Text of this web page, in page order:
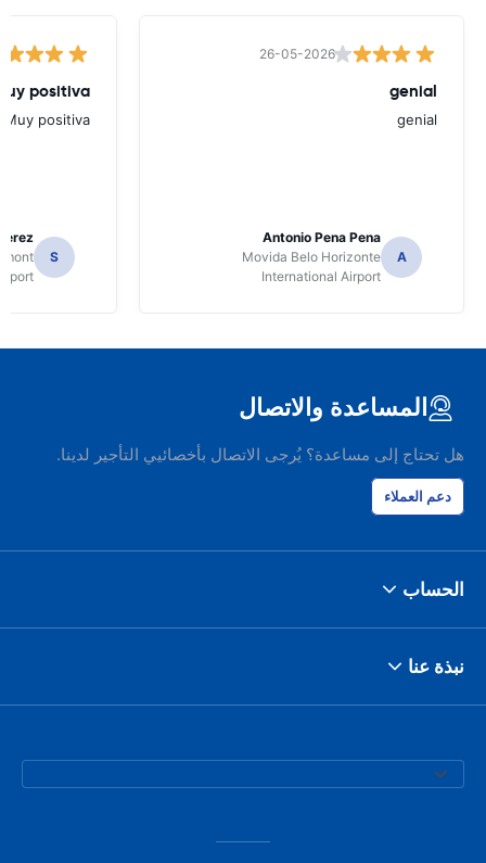
26-05-2026
genial
genial
A
Antonio Pena Pena
Movida Belo Horizonte
International Airport
positiva
Muy positiva
S
المساعدة والاتصال
هل تحتاج إلى مساعدة؟ يُرجى الاتصال بأخصائيي التأجير لدينا.
دعم العملاء
الحساب
نبذة عنا